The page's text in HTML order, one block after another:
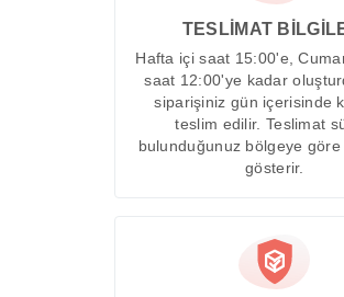
TESLİMAT
Hafta içi saat 15:00'e,
saat 12:00'ye kadar
siparişiniz gün içerisinde
teslim edilir. Teslimat
bulunduğunuz bölgeye
gösterir.